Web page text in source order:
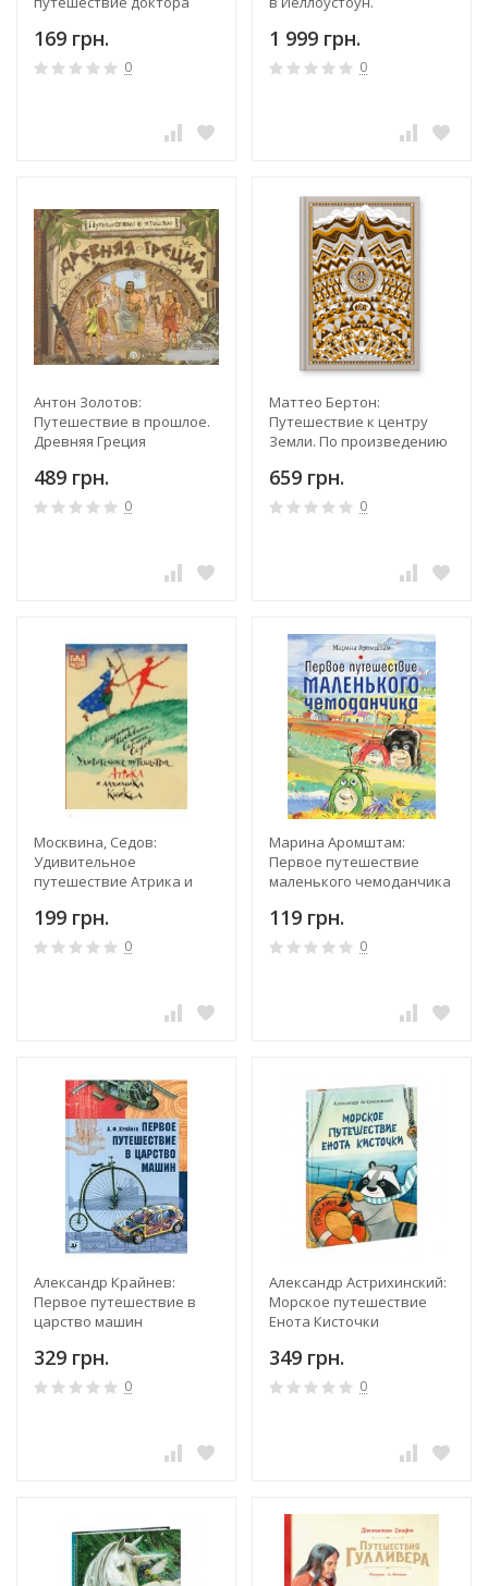
169 грн.
0
путешествие по паркам
мира
1 999 грн.
0
Антон Золотов:
Путешествие в прошлое.
Древняя Греция
489 грн.
0
Маттео Бертон:
Путешествие к центру
Земли. По произведению
659 грн.
0
Москвина, Седов:
Удивительное
путешествие Атрика и
199 грн.
0
Марина Аромштам:
Первое путешествие
маленького чемоданчика
119 грн.
0
Александр Крайнев:
Первое путешествие в
царство машин
329 грн.
0
Александр Астрихинский:
Морское путешествие
Енота Кисточки
349 грн.
0